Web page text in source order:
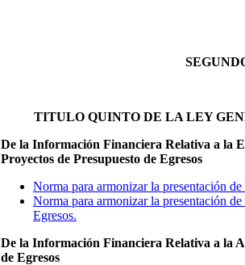
TITULO QUINTO DE LA LEY
De la Información Financiera Relativa a la
Proyectos de Presupuesto de Egresos
Norma para armonizar la presentación
Norma para armonizar la presentación
Egresos.
De la Información Financiera Relativa a la
de Egresos